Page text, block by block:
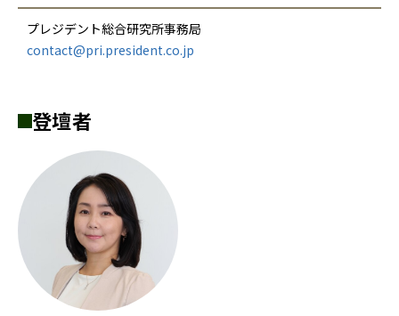
プレジデント総合研究所事務局
contact@pri.president.co.jp
登壇者